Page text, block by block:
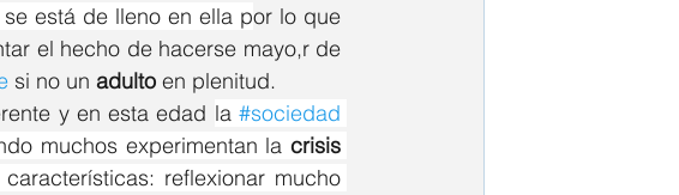
está de lleno en ella por lo que
el hecho de hacerse mayo,r de
si no un adulto en plenitud.
y en esta edad la #sociedad
muchos experimentan la crisis
reflexionar mucho